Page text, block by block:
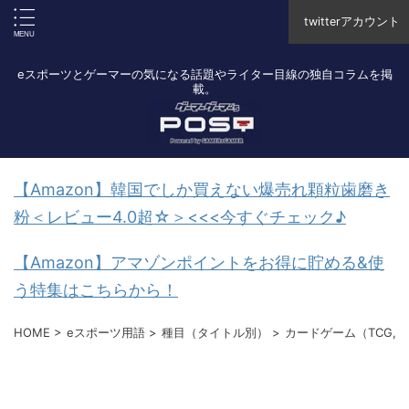
twitterアカウント
eスポーツとゲーマーの気になる話題やライター目線の独自コラムを掲
載。
【Amazon】韓国でしか買えない爆売れ顆粒歯磨き
粉＜レビュー4.0超☆＞<<<今すぐチェック♪
【Amazon】アマゾンポイントをお得に貯める&使
う特集はこちらから！
HOME > eスポーツ用語 > 種目（タイトル別） > カードゲーム（